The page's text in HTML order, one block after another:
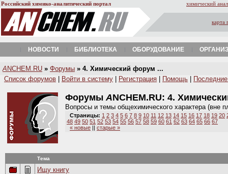
Российский химико-аналитический портал химический
карта
НОВОСТИ БИБЛИОТЕКА ОБОРУДОВАНИЕ
A NCHEM.RU » Форумы » 4. Химический форум ...
Список форумов
Войти в систему Регистрация Помощь
ФорумыANCHEM.RU: 4.
Вопросы и темы общехимического характера (вне
Страницы: 1 2 3 4 5 6 7 8 9 10 11 12 13 14 15 16 17 18 19 20
48 49 50 51 52 53 54 55 56 57 58 59 60 61 62 63 64 65 66 67
« новые || старые »
Тема
Ищу книгу